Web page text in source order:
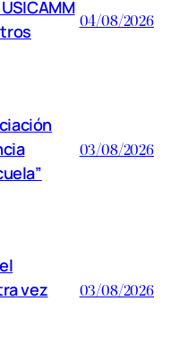
04/08/2026
03/08/2026
vez
03/08/2026